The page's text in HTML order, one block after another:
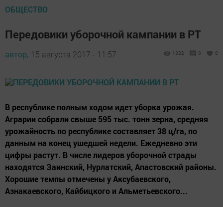
ОБЩЕСТВО
Передовики уборочной кампании в РТ
автор, 15 августа 2017 - 11:57 1332 0 0
В республике полным ходом идет уборка урожая.
Аграрии собрали свыше 595 тыс. тонн зерна, средняя
урожайность по республике составляет 38 ц/га, по
данным на конец ушедшей недели. Ежедневно эти
цифры растут. В числе лидеров уборочной страды
находятся Заинский, Нурлатский, Апастовский районы.
Хорошие темпы отмечены у Аксубаевского,
Азнакаевского, Кайбицкого и Альметьевского...